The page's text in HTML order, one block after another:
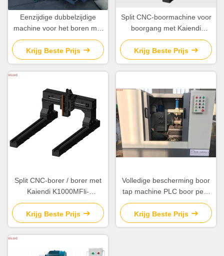
Eenzijdige dubbelzijdige
machine voor het boren met
meerdere gaten zonder
boorkop
Krijg Beste Prijs
Split CNC-boormachine voor
boorgang met Kaiendi
K1000MFli-
besturingssysteem
Krijg Beste Prijs
Split CNC-borer / borer met
Kaiendi K1000MFli-
besturingssysteem
Krijg Beste Prijs
Volledige bescherming boor
tap machine PLC boor pers
tap machine 1800KG
Krijg Beste Prijs